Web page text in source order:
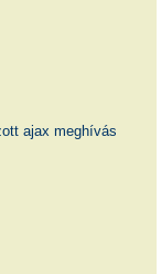
ajax meghívás